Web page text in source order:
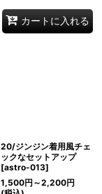
カートに入れる
20/ジンジン着用風チェ
ックなセットアップ
[astro-013]
1,500円 ～2,200円